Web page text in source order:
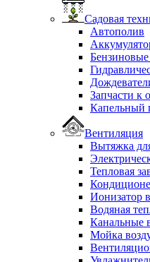
Садовая
Автополив
Запчасти к
Капельный
Вентиляция
Вытяжка
Тепловая
Ионизатор
Водяная
Канальные
Мойка